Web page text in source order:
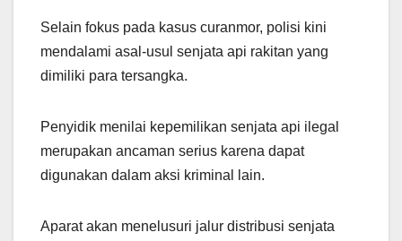
Selain fokus pada kasus curanmor, polisi kini
mendalami asal-usul senjata api rakitan yang
dimiliki para tersangka.
Penyidik menilai kepemilikan senjata api ilegal
merupakan ancaman serius karena dapat
digunakan dalam aksi kriminal lain.
Aparat akan menelusuri jalur distribusi senjata